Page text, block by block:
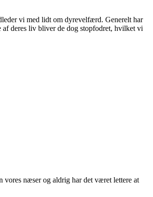
vi med lidt om dyrevelfærd. Generelt har
deres liv bliver de dog stopfodret, hvilket vi
vores næser og aldrig har det været lettere at